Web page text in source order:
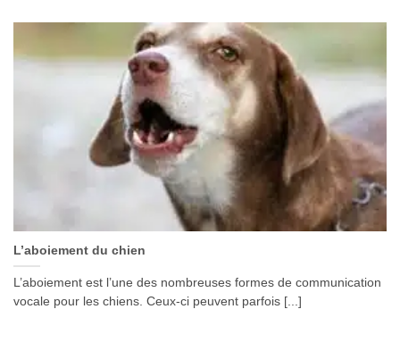
L’aboiement du chien
L’aboiement est l’une des nombreuses formes de communication
vocale pour les chiens. Ceux-ci peuvent parfois [...]